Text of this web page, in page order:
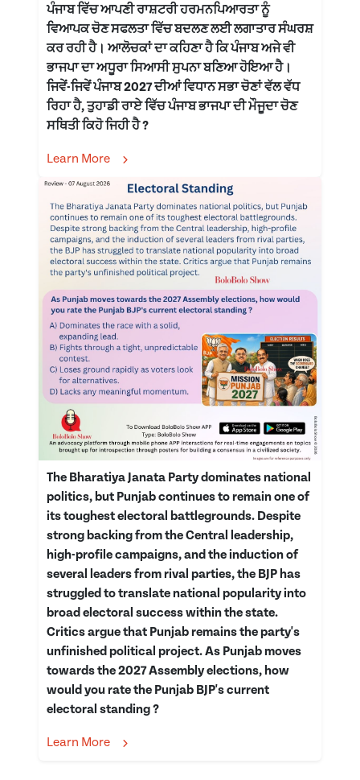
ਪੰਜਾਬ ਵਿੱਚ ਆਪਣੀ ਰਾਸ਼ਟਰੀ ਹਰਮਨਪਿਆਰਤਾ ਨੂੰ
ਵਿਆਪਕ ਚੋਣ ਸਫਲਤਾ ਵਿੱਚ ਬਦਲਣ ਲਈ ਲਗਾਤਾਰ ਸੰਘਰਸ਼
ਕਰ ਰਹੀ ਹੈ। ਆਲੋਚਕਾਂ ਦਾ ਕਹਿਣਾ ਹੈ ਕਿ ਪੰਜਾਬ ਅਜੇ ਵੀ
ਭਾਜਪਾ ਦਾ ਅਧੂਰਾ ਸਿਆਸੀ ਸੁਪਨਾ ਬਣਿਆ ਹੋਇਆ ਹੈ।
ਜਿਵੇਂ-ਜਿਵੇਂ ਪੰਜਾਬ 2027 ਦੀਆਂ ਵਿਧਾਨ ਸਭਾ ਚੋਣਾਂ ਵੱਲ ਵੱਧ
ਰਿਹਾ ਹੈ, ਤੁਹਾਡੀ ਰਾਏ ਵਿੱਚ ਪੰਜਾਬ ਭਾਜਪਾ ਦੀ ਮੌਜੂਦਾ ਚੋਣ
ਸਥਿਤੀ ਕਿਹੋ ਜਿਹੀ ਹੈ ?
Learn More
The Bharatiya Janata Party dominates national
politics, but Punjab continues to remain one of
its toughest electoral battlegrounds. Despite
strong backing from the Central leadership,
high-profile campaigns, and the induction of
several leaders from rival parties, the BJP has
struggled to translate national popularity into
broad electoral success within the state.
Critics argue that Punjab remains the party's
unfinished political project. As Punjab moves
towards the 2027 Assembly elections, how
would you rate the Punjab BJP's current
electoral standing ?
Learn More